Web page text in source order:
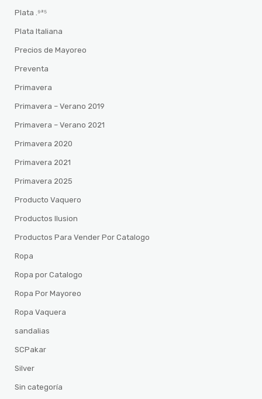
Plata .⁹²⁵
Plata Italiana
Precios de Mayoreo
Preventa
Primavera
Primavera – Verano 2019
Primavera – Verano 2021
Primavera 2020
Primavera 2021
Primavera 2025
Producto Vaquero
Productos Ilusion
Productos Para Vender Por Catalogo
Ropa
Ropa por Catalogo
Ropa Por Mayoreo
Ropa Vaquera
sandalias
SCPakar
Silver
Sin categoría